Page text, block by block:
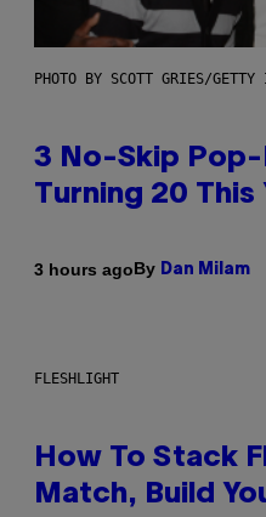
PHOTO BY SCOTT GRIES/GETTY
3 No-Skip Pop-
Turning 20 This
3 hours agoBy Dan Milam
FLESHLIGHT
How To Stack
Match, Build